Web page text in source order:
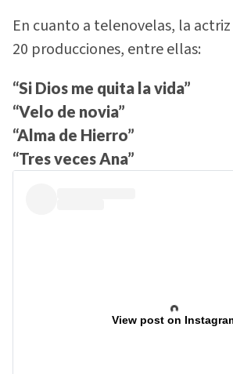
En cuanto a telenovelas, la
20 producciones, entre ellas:
“Si Dios me quita la vida”
“Velo de novia”
“Alma de Hierro”
“Tres veces Ana”
View post on